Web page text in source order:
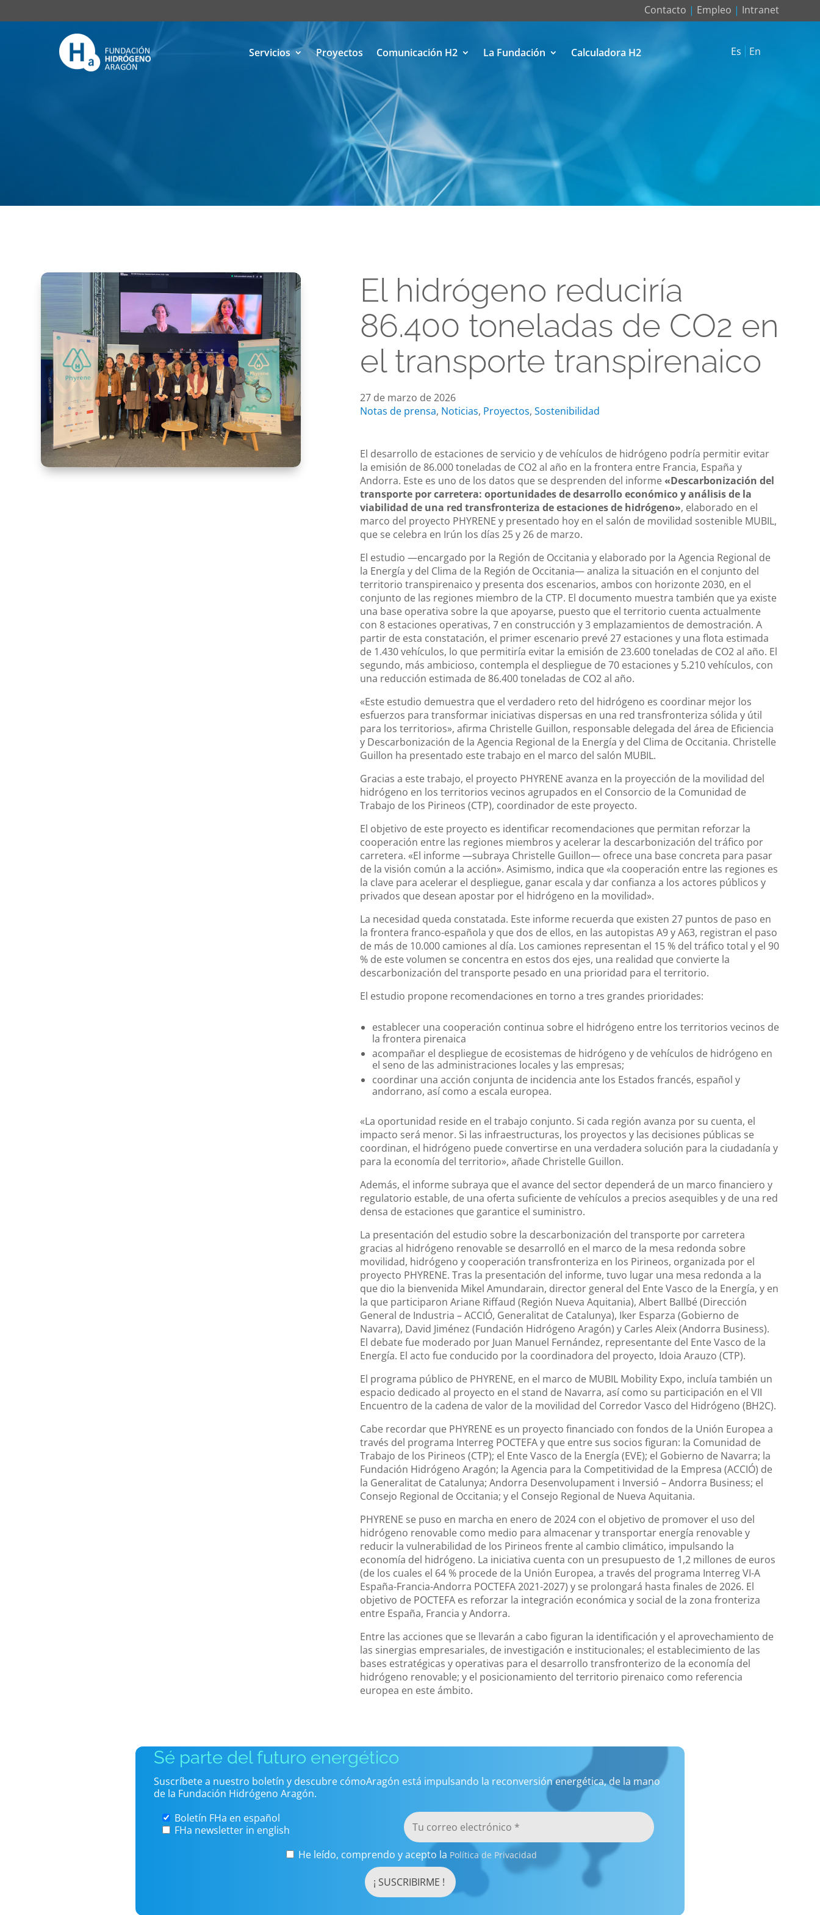
Contacto | Empleo | Intranet
Servicios Proyectos Comunicación H2 La Fundación Calculadora H2 Es En
El hidrógeno reduciría
86.400 toneladas de CO2 en
el transporte transpirenaico
27 de marzo de 2026
Notas de prensa, Noticias, Proyectos, Sostenibilidad
El desarrollo de estaciones de servicio y de vehículos de hidrógeno podría permitir evitar
la emisión de 86.000 toneladas de CO2 al año en la frontera entre Francia, España y
Andorra. Este es uno de los datos que se desprenden del informe«Descarbonización del
transporte por carretera: oportunidades de desarrollo económico y análisis de la
viabilidad de una red transfronteriza de estaciones de hidrógeno», elaborado en el
marco del proyecto PHYRENE y presentado hoy en el salón de movilidad sostenible MUBIL,
que se celebra en Irún los días 25 y 26 de marzo.
El estudio —encargado por la Región de Occitania y elaborado por la Agencia Regional de
la Energía y del Clima de la Región de Occitania— analiza la situación en el conjunto del
territorio transpirenaico y presenta dos escenarios, ambos con horizonte 2030, en el
conjunto de las regiones miembro de la CTP. El documento muestra también que ya existe
una base operativa sobre la que apoyarse, puesto que el territorio cuenta actualmente
con 8 estaciones operativas, 7 en construcción y 3 emplazamientos de demostración. A
partir de esta constatación, el primer escenario prevé 27 estaciones y una flota estimada
de 1.430 vehículos, lo que permitiría evitar la emisión de 23.600 toneladas de CO2 al año. El
segundo, más ambicioso, contempla el despliegue de 70 estaciones y 5.210 vehículos, con
una reducción estimada de 86.400 toneladas de CO2 al año.
«Este estudio demuestra que el verdadero reto del hidrógeno es coordinar mejor los
esfuerzos para transformar iniciativas dispersas en una red transfronteriza sólida y útil
para los territorios», afirma Christelle Guillon, responsable delegada del área de Eficiencia
y Descarbonización de la Agencia Regional de la Energía y del Clima de Occitania. Christelle
Guillon ha presentado este trabajo en el marco del salón MUBIL.
Gracias a este trabajo, el proyecto PHYRENE avanza en la proyección de la movilidad del
hidrógeno en los territorios vecinos agrupados en el Consorcio de la Comunidad de
Trabajo de los Pirineos (CTP), coordinador de este proyecto.
El objetivo de este proyecto es identificar recomendaciones que permitan reforzar la
cooperación entre las regiones miembros y acelerar la descarbonización del tráfico por
carretera. «El informe —subraya Christelle Guillon— ofrece una base concreta para pasar
de la visión común a la acción». Asimismo, indica que «la cooperación entre las regiones es
la clave para acelerar el despliegue, ganar escala y dar confianza a los actores públicos y
privados que desean apostar por el hidrógeno en la movilidad».
La necesidad queda constatada. Este informe recuerda que existen 27 puntos de paso en
la frontera franco-española y que dos de ellos, en las autopistas A9 y A63, registran el paso
de más de 10.000 camiones al día. Los camiones representan el 15 % del tráfico total y el 90
% de este volumen se concentra en estos dos ejes, una realidad que convierte la
descarbonización del transporte pesado en una prioridad para el territorio.
El estudio propone recomendaciones en torno a tres grandes prioridades:
establecer una cooperación continua sobre el hidrógeno entre los territorios vecinos de
la frontera pirenaica
acompañar el despliegue de ecosistemas de hidrógeno y de vehículos de hidrógeno en
el seno de las administraciones locales y las empresas;
coordinar una acción conjunta de incidencia ante los Estados francés, español y
andorrano, así como a escala europea.
«La oportunidad reside en el trabajo conjunto. Si cada región avanza por su cuenta, el
impacto será menor. Si las infraestructuras, los proyectos y las decisiones públicas se
coordinan, el hidrógeno puede convertirse en una verdadera solución para la ciudadanía y
para la economía del territorio», añade Christelle Guillon.
Además, el informe subraya que el avance del sector dependerá de un marco financiero y
regulatorio estable, de una oferta suficiente de vehículos a precios asequibles y de una red
densa de estaciones que garantice el suministro.
La presentación del estudio sobre la descarbonización del transporte por carretera
gracias al hidrógeno renovable se desarrolló en el marco de la mesa redonda sobre
movilidad, hidrógeno y cooperación transfronteriza en los Pirineos, organizada por el
proyecto PHYRENE. Tras la presentación del informe, tuvo lugar una mesa redonda a la
que dio la bienvenida Mikel Amundarain, director general del Ente Vasco de la Energía, y en
la que participaron Ariane Riffaud (Región Nueva Aquitania), Albert Ballbé (Dirección
General de Industria – ACCIÓ, Generalitat de Catalunya), Iker Esparza (Gobierno de
Navarra), David Jiménez (Fundación Hidrógeno Aragón) y Carles Aleix (Andorra Business).
El debate fue moderado por Juan Manuel Fernández, representante del Ente Vasco de la
Energía. El acto fue conducido por la coordinadora del proyecto, Idoia Arauzo (CTP).
El programa público de PHYRENE, en el marco de MUBIL Mobility Expo, incluía también un
espacio dedicado al proyecto en el stand de Navarra, así como su participación en el VII
Encuentro de la cadena de valor de la movilidad del Corredor Vasco del Hidrógeno (BH2C).
Cabe recordar que PHYRENE es un proyecto financiado con fondos de la Unión Europea a
través del programa Interreg POCTEFA y que entre sus socios figuran: la Comunidad de
Trabajo de los Pirineos (CTP); el Ente Vasco de la Energía (EVE); el Gobierno de Navarra; la
Fundación Hidrógeno Aragón; la Agencia para la Competitividad de la Empresa (ACCIÓ) de
la Generalitat de Catalunya; Andorra Desenvolupament i Inversió – Andorra Business; el
Consejo Regional de Occitania; y el Consejo Regional de Nueva Aquitania.
PHYRENE se puso en marcha en enero de 2024 con el objetivo de promover el uso del
hidrógeno renovable como medio para almacenar y transportar energía renovable y
reducir la vulnerabilidad de los Pirineos frente al cambio climático, impulsando la
economía del hidrógeno. La iniciativa cuenta con un presupuesto de 1,2 millones de euros
(de los cuales el 64 % procede de la Unión Europea, a través del programa Interreg VI-A
España-Francia-Andorra POCTEFA 2021-2027) y se prolongará hasta finales de 2026. El
objetivo de POCTEFA es reforzar la integración económica y social de la zona fronteriza
entre España, Francia y Andorra.
Entre las acciones que se llevarán a cabo figuran la identificación y el aprovechamiento de
las sinergias empresariales, de investigación e institucionales; el establecimiento de las
bases estratégicas y operativas para el desarrollo transfronterizo de la economía del
hidrógeno renovable; y el posicionamiento del territorio pirenaico como referencia
europea en este ámbito.
Sé parte del futuro energético
Suscríbete a nuestro boletín y descubre cómoAragón está impulsando la reconversión energética, de la mano
de la Fundación Hidrógeno Aragón.
Boletín FHa en español
FHa newsletter in english
He leído, comprendo y acepto la Política de Privacidad